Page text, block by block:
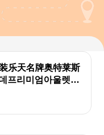
乐天名牌奥特莱斯
프리미엄아울렛